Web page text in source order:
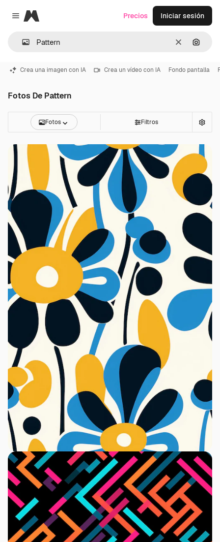
Close menu
Magnific
Borrar
Precios Iniciar sesión
Crea una imagen con IA Crea un vídeo con IA Fondo pantalla
Fotos De Pattern
Fotos Filtros